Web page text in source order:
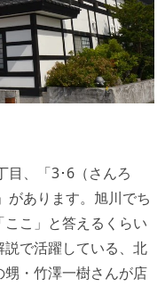
目、「3･6（さんろ
があります。旭川でち
こ」と答えるくらい
で活躍している、北
・竹澤一樹さんが店